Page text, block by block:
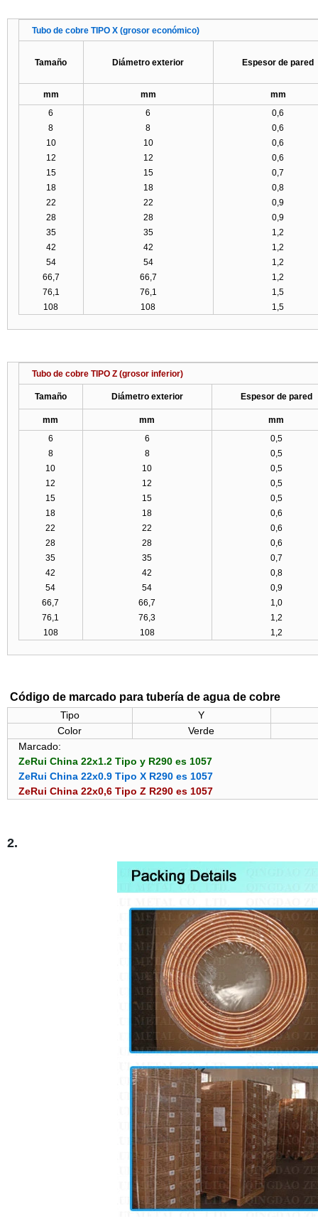
Tubo de cobre TIPO X (grosor económico)
Tamaño Diámetro exterior Espesor de pared
mm mm
mm
6
8
10
12
15
18
22
28
35
42
54
66,7
76,1
108
6
8
10
12
15
18
22
28
35
42
54
66,7
76,1
108
0,6
0,6
0,6
0,6
0,7
0,8
0,9
0,9
1,2
1,2
1,2
1,2
1,5
1,5
Tubo de cobre TIPO Z (grosor inferior)
Tamaño Diámetro exterior Espesor de pared
mm mm
mm
6
8
10
12
15
18
22
28
35
42
54
66,7
76,1
108
6
8
10
12
15
18
22
28
35
42
54
66,7
76,3
108
0,5
0,5
0,5
0,5
0,5
0,6
0,6
0,6
0,7
0,8
0,9
1,0
1,2
1,2
Código de marcado para tubería de agua de cobre
Tipo
Y
Color
Verde
Marcado:
ZeRui China 22x1.2 Tipo y R290 es 1057
ZeRui China 22x0.9 Tipo X R290 es 1057
ZeRui China 22x0,6 Tipo Z R290 es 1057
2.